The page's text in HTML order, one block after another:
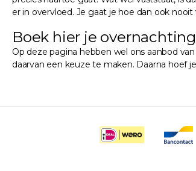
er in overvloed. Je gaat je hoe dan ook nooit
Boek hier je
Op deze pagina hebben wel ons aanbod
daarvan een keuze te maken. Daarna hoef